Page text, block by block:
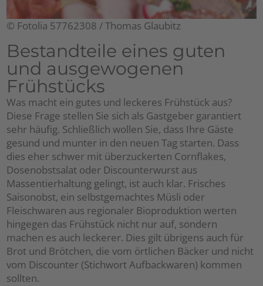
© Fotolia 57762308 / Thomas Glaubitz
Bestandteile eines guten
und ausgewogenen
Frühstücks
Was macht ein gutes und leckeres Frühstück aus?
Diese Frage stellen Sie sich als Gastgeber garantiert
sehr häufig. Schließlich wollen Sie, dass Ihre Gäste
gesund und munter in den neuen Tag starten. Dass
dies eher schwer mit überzuckerten Cornflakes,
Dosenobstsalat oder Discounterwurst aus
Massentierhaltung gelingt, ist auch klar. Frisches
Saisonobst, ein selbstgemachtes Müsli oder
Fleischwaren aus regionaler Bioproduktion werten
hingegen das Frühstück nicht nur auf, sondern
machen es auch leckerer. Dies gilt übrigens auch für
Brot und Brötchen, die vom örtlichen Bäcker und nicht
vom Discounter (Stichwort Aufbackwaren) kommen
sollten.